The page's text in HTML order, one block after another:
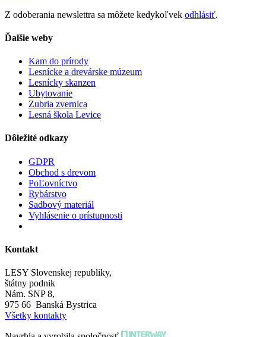
Z odoberania newslettra sa môžete kedykoľvek odhlásiť.
Ďalšie weby
Kam do prírody
Lesnícke a drevárske múzeum
Lesnícky skanzen
Ubytovanie
Zubria zvernica
Lesná škola Levice
Dôležité odkazy
GDPR
Obchod s drevom
PoĽovníctvo
Rybárstvo
Sadbový materiál
Vyhlásenie o prístupnosti
Kontakt
LESY Slovenskej republiky,
štátny podnik
Nám. SNP 8,
975 66 Banská Bystrica
Všetky kontakty